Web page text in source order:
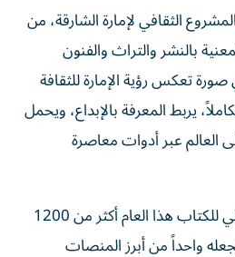
الثقافي لإمارة الشارقة، من
بالنشر والتراث والفنون
تعكس رؤية الإمارة للثقافة
يربط المعرفة بالإبداع، ويحمل
إلى العالم عبر أدوات معاصرة
ويشهد معرض وارسو الدولي للكتاب هذا العام أكثر من 1200
واحداً من أبرز المنصات